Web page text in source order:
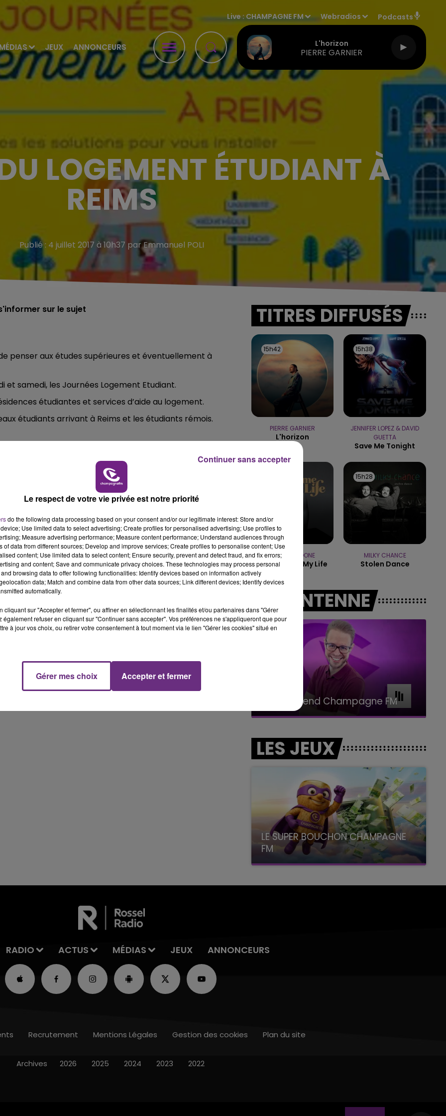
MÉDIAS JEUX ANNONCEURS
Live :CHAMPAGNE FM Webradios Podcasts
L'horizon
PIERRE GARNIER
16h00 - 20h00
LE WEEK-END CHAMPAGNE FM
7h00 - 11h00
LOGEMENT ÉTUDIANT À
REIMS
Publié : 4 juillet 2017 à 10h37 par Emmanuel POLI
sur le sujet
penser aux études supérieures et éventuellement à
et samedi, les Journées Logement Etudiant.
étudiantes et services d’aide au logement.
étudiants arrivant à Reims et les étudiants rémois.
LE MAGASIN JOUÉCLUB DE REIMS FERME
C'était l'une des institutions du centre-ville
rémois. Le magasin JouéClub est contraint de
TITRES DIFFUSÉS
15h42
15h42
PIERRE GARNIER
L'horizon
15h38
15h38
JENNIFER LOPEZ & DAVID
GUETTA
Save Me Tonight
BENSON BOONE
The Time Of My Life
15h28
15h28
MILKY CHANCE
Stolen Dance
A L'ANTENNE
7h00 - 11h00
Le week-end Champagne FM
LES JEUX
LE SUPER BOUCHON CHAMPAGNE
FM
avec La Famille Champagne FM, à 8H10
RADIO ACTUS MÉDIAS JEUX ANNONCEURS
Recrutement Mentions Légales Gestion des cookies Plan du site
Archives 2026 2025 2024 2023 2022
Le respect de votre vie privée est notre priorité
do the following data processing based on your consent and/or our legitimate interest: Store and/or
Use limited data to select advertising; Create profiles for personalised advertising; Use profiles to
Measure advertising performance; Measure content performance; Understand audiences through
of data from different sources; Develop and improve services; Create profiles to personalise content; Use
content; Use limited data to select content; Ensure security, prevent and detect fraud, and fix errors;
and content; Save and communicate privacy choices. These technologies may process personal
browsing data to offer following functionalities: Identify devices based on information actively
data; Match and combine data from other data sources; Link different devices; Identify devices
automatically.
cliquant sur "Accepter et fermer", ou affiner en sélectionnant les finalités et/ou partenaires dans "Gérer
également refuser en cliquant sur "Continuer sans accepter". Vos préférences ne s'appliqueront que pour
à jour vos choix, ou retirer votre consentement à tout moment via le lien "Gérer les cookies" situé en
Gérer mes choix Accepter et fermer
Continuer sans accepter